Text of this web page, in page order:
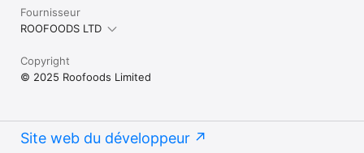
Fournisseur
ROOFOODS LTD
Copyright
© 2025 Roofoods Limited
Site web du développeur